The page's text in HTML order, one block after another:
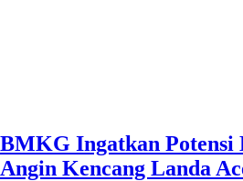
BMKG Ingatkan Potensi
Angin Kencang Landa